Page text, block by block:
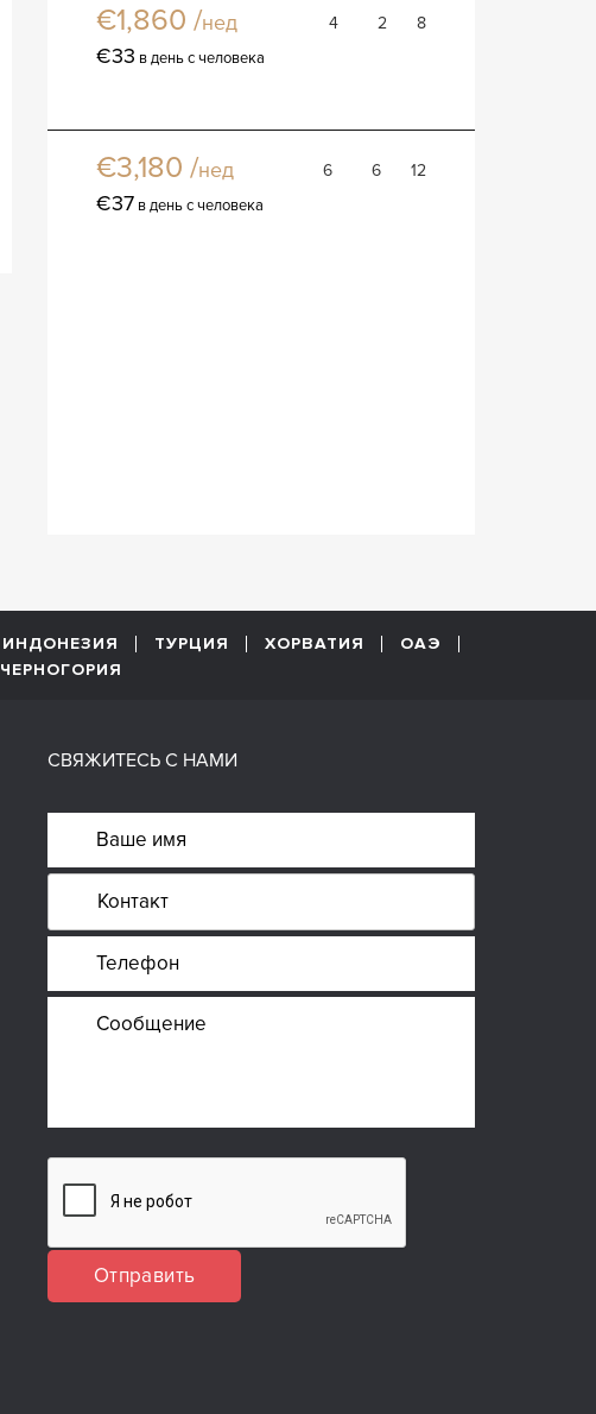
€1,860 /нед 4 2 8
€33 в день с человека
€3,180 /нед 6 6 12
€37 в день с человека
ИНДОНЕЗИЯ ТУРЦИЯ ХОРВАТИЯ
ОАЭ
ЧЕРНОГОРИЯ
СВЯЖИТЕСЬ С НАМИ
Отправить